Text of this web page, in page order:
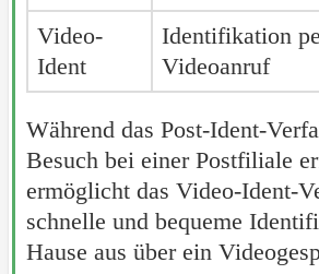
Video-
Ident
Identifikation
Videoanruf
Während das Post-Ident-
Besuch bei einer Postfiliale
ermöglicht das Video-Ident-
schnelle und bequeme
Hause aus über ein